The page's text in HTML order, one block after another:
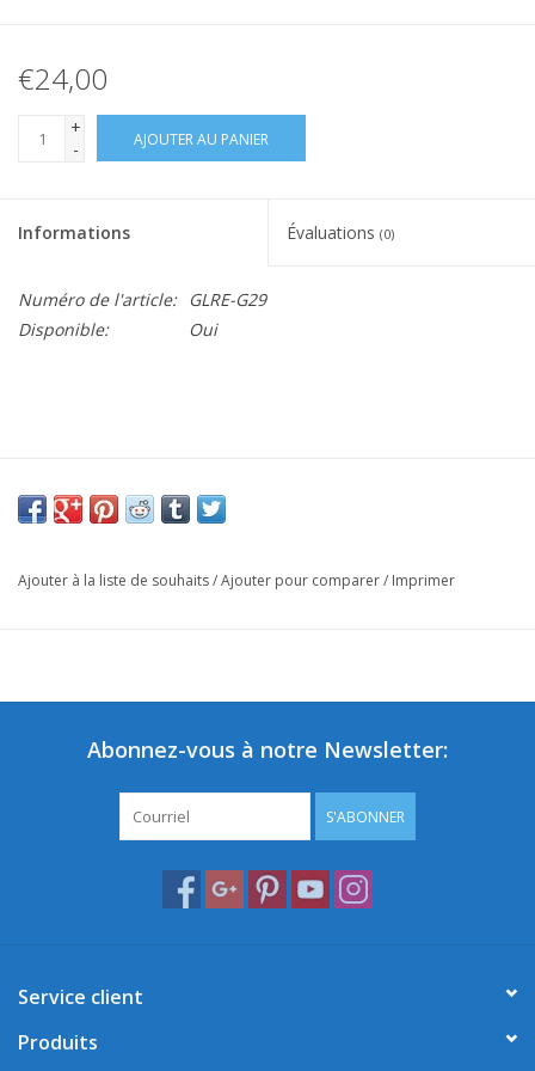
€24,00
+
-
AJOUTER AU PANIER
Informations Évaluations (0)
Numéro de l'article:
GLRE-G29
Disponible:
Oui
Ajouter à la liste de souhaits/Ajouter pour comparer/ Imprimer
Abonnez-vous à notre Newsletter:
S'ABONNER
Service client
Produits